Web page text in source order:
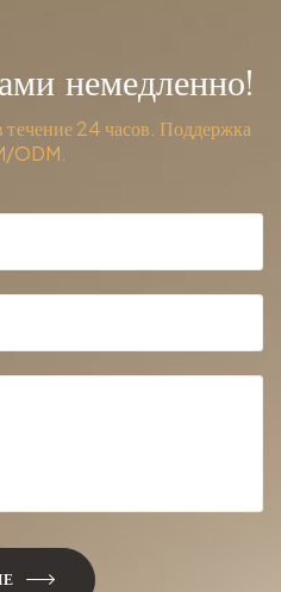
немедленно!
течение 24 часов. Поддержка
ODM.